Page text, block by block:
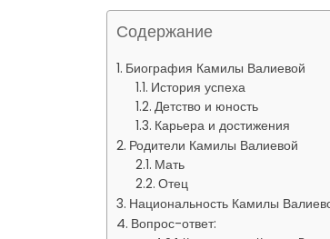
Содержание
Биография Камилы Валиевой
История успеха
Детство и юность
Карьера и достижения
Родители Камилы Валиевой
Мать
Отец
Национальность Камилы
Вопрос-ответ: